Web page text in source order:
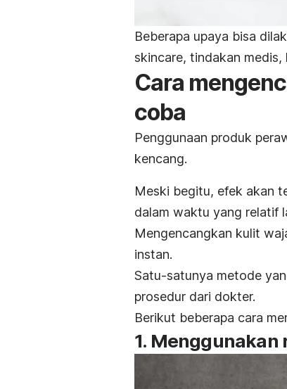
Beberapa upaya bisa
skincare, tindakan medis,
Cara
coba
Penggunaan produk
kencang.
Meski begitu, efek akan
dalam waktu yang relatif
Mengencangkan kulit
instan.
Satu-satunya metode
prosedur dari dokter.
Berikut beberapa cara
1. Menggunakan